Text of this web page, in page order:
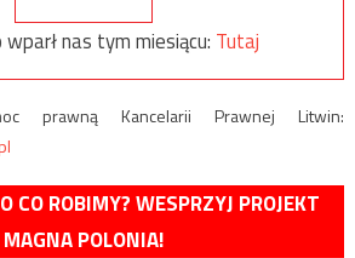
nas tym miesiącu: Tutaj
prawną Kancelarii Prawnej Litwin:
CO ROBIMY? WESPRZYJ PROJEKT
MAGNA POLONIA!